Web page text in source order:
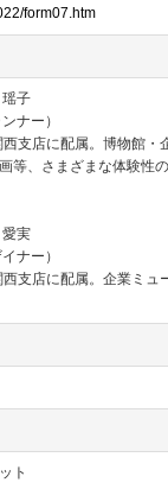
form07.htm
子
ナー）
支店に配属。博物館・
等、さまざまな体験性
実
ナー）
支店に配属。企業ミュ
ト